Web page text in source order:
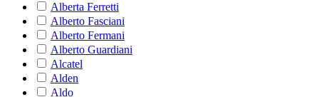
Alberta Ferretti
Alberto Fasciani
Alberto Fermani
Alberto Guardiani
Alcatel
Alden
Aldo